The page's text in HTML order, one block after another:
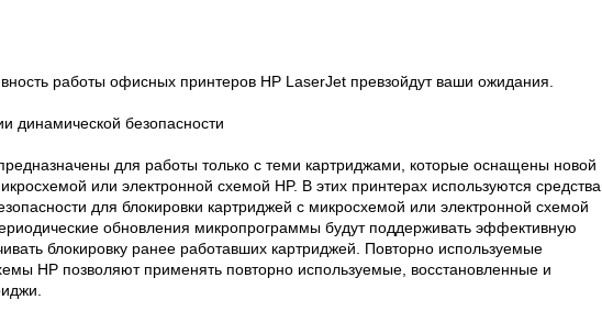
работы офисных принтеров HP LaserJet превзойдут ваши ожидания.
динамической безопасности
для работы только с теми картриджами, которые оснащены новой
или электронной схемой HP. В этих принтерах используются средства
для блокировки картриджей с микросхемой или электронной схемой
обновления микропрограммы будут поддерживать эффективную
блокировку ранее работавших картриджей. Повторно используемые
HP позволяют применять повторно используемые, восстановленные и